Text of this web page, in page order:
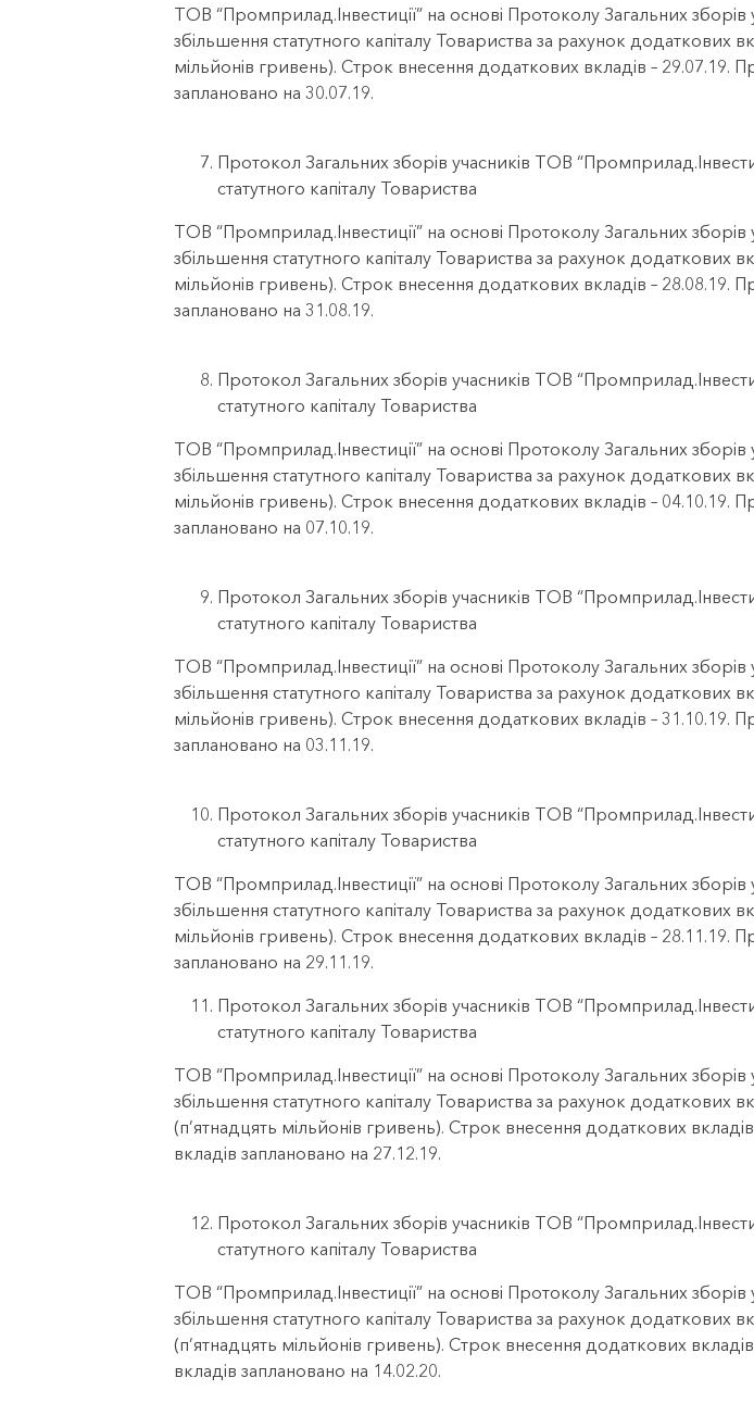
ТОВ “Промприлад.Інвестиції” на основі Протоколу Загальних
збільшення статутного капіталу Товариства за рахунок додаткових
мільйонів гривень). Строк внесення додаткових вкладів – 29.07.19.
заплановано на 30.07.19.
Протокол Загальних зборів учасників ТОВ
статутного капіталу Товариства
ТОВ “Промприлад.Інвестиції” на основі Протоколу Загальних
збільшення статутного капіталу Товариства за рахунок додаткових
мільйонів гривень). Строк внесення додаткових вкладів – 28.08.19.
заплановано на 31.08.19.
Протокол Загальних зборів учасників ТОВ
статутного капіталу Товариства
ТОВ “Промприлад.Інвестиції” на основі Протоколу Загальних
збільшення статутного капіталу Товариства за рахунок додаткових
мільйонів гривень). Строк внесення додаткових вкладів – 04.10.19.
заплановано на 07.10.19.
Протокол Загальних зборів учасників ТОВ
статутного капіталу Товариства
ТОВ “Промприлад.Інвестиції” на основі Протоколу Загальних
збільшення статутного капіталу Товариства за рахунок додаткових
мільйонів гривень). Строк внесення додаткових вкладів – 31.10.19.
заплановано на 03.11.19.
Протокол Загальних зборів учасників ТОВ
статутного капіталу Товариства
ТОВ “Промприлад.Інвестиції” на основі Протоколу Загальних
збільшення статутного капіталу Товариства за рахунок додаткових
мільйонів гривень). Строк внесення додаткових вкладів – 28.11.19.
заплановано на 29.11.19.
Протокол Загальних зборів учасників ТОВ
статутного капіталу Товариства
ТОВ “Промприлад.Інвестиції” на основі Протоколу Загальних
збільшення статутного капіталу Товариства за рахунок додаткових
(п’ятнадцять мільйонів гривень). Строк внесення додаткових
вкладів заплановано на 27.12.19.
Протокол Загальних зборів учасників ТОВ
статутного капіталу Товариства
ТОВ “Промприлад.Інвестиції” на основі Протоколу Загальних
збільшення статутного капіталу Товариства за рахунок додаткових
(п’ятнадцять мільйонів гривень). Строк внесення додаткових
вкладів заплановано на 14.02.20.